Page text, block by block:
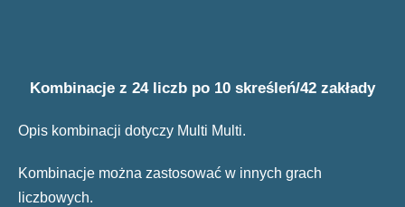
Kombinacje z 24 liczb po 10 skreśleń/42 zakłady
Opis kombinacji dotyczy Multi Multi.
Kombinacje można zastosować w innych grach
liczbowych.